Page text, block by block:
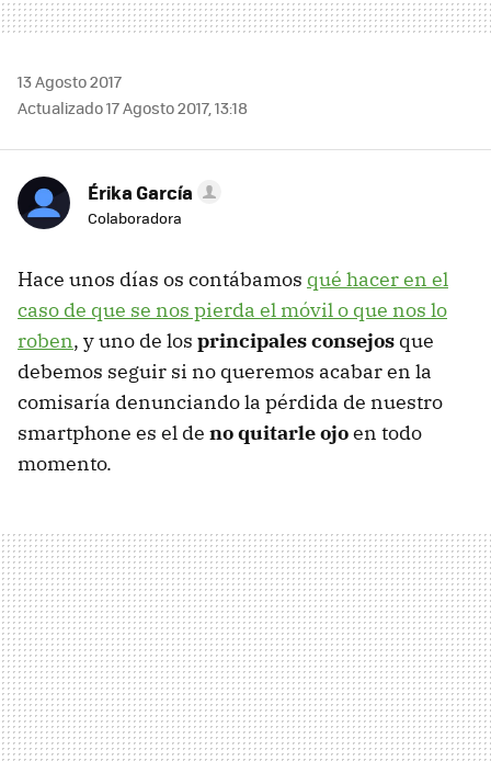
13 Agosto 2017
Actualizado 17 Agosto 2017, 13:18
Érika García
Colaboradora
Hace unos días os contábamos qué hacer en el
caso de que se nos pierda el móvil o que nos lo
roben, y uno de los principales consejos que
debemos seguir si no queremos acabar en la
comisaría denunciando la pérdida de nuestro
smartphone es el de no quitarle ojoen todo
momento.